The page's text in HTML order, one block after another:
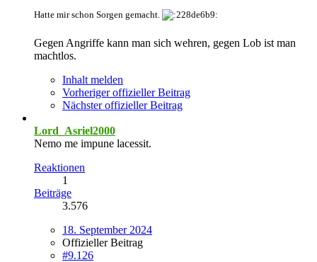
Hatte mir schon Sorgen gemacht.
Gegen Angriffe kann man sich wehren, gegen Lob ist man
machtlos.
Inhalt melden
Vorheriger offizieller Beitrag
Nächster offizieller Beitrag
Lord_Asriel2000
Nemo me impune lacessit.
Reaktionen
1
Beiträge
3.576
18. September 2024
Offizieller Beitrag
#9.126